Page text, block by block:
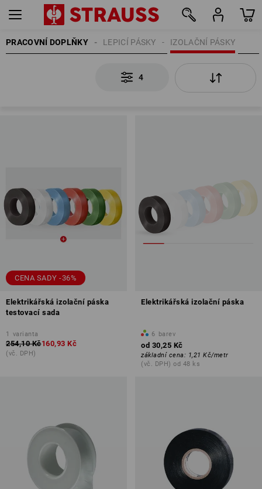
PRACOVNÍ DOPLŇKY IZOLAČNÍ PÁSKY
LEPICÍ PÁSKY
4
CENA SADY -36%
Elektrikářská izolační páska
testovací sada
1 varianta
254,10 Kč160,93 Kč
(vč. DPH)
Elektrikářská izolační páska
6 barev
od 30,25 Kč
základní cena: 1,21 Kč/metr
(vč. DPH) od 48 ks